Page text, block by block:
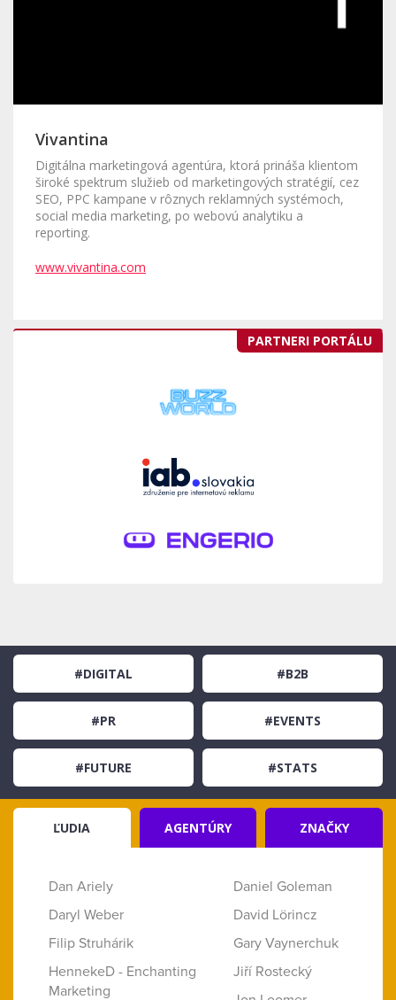
Vivantina
Digitálna marketingová agentúra, ktorá prináša klientom
široké spektrum služieb od marketingových stratégií, cez
SEO, PPC kampane v rôznych reklamných systémoch,
social media marketing, po webovú analytiku a
reporting.
www.vivantina.com
PARTNERI PORTÁLU
#DIGITAL #B2B
#PR #EVENTS
#FUTURE #STATS
ĽUDIA AGENTÚRY ZNAČKY
Dan Ariely
Daniel Goleman
Daryl Weber
David Lörincz
Filip Struhárik
Gary Vaynerchuk
HennekeD - Enchanting
Marketing
Jiří Rostecký